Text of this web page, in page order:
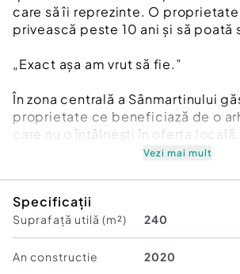
care să îi reprezinte. O
privească peste 10 ani și să poată
„Exact așa am vrut să fie.”
În zona centrală a Sânmartinului
proprietate ce beneficiază de o
care nu o întâlnești în oferta locală.
să evite bătăile de cap ale
suficient de devreme încât să
singuri cum va arăta căminul lor.
Vezi mai mult
Specificații
Suprafață utilă (m²) 240
An constructie 2020